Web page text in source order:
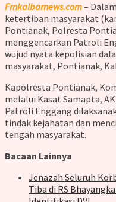
Frnkalbarnews.com–
ketertiban masyarakat
Pontianak, Polresta
menggencarkan Patroli
wujud nyata kepolisian
masyarakat, Pontianak,
Kapolresta Pontianak,
melalui Kasat Samapta,
Patroli Enggang
tindak kejahatan dan
tengah masyarakat.
Bacaan Lainnya
Jenazah Seluruh
Tiba di RS